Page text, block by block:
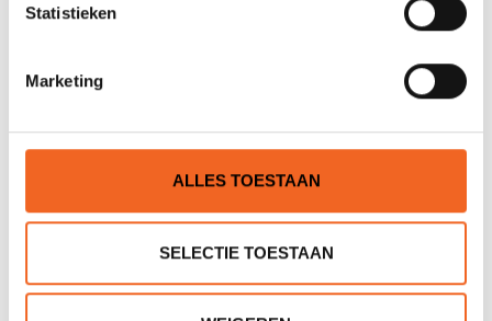
Statistieken
Marketing
ALLES TOESTAAN
SELECTIE TOESTAAN
POSI-LOK
€199,00